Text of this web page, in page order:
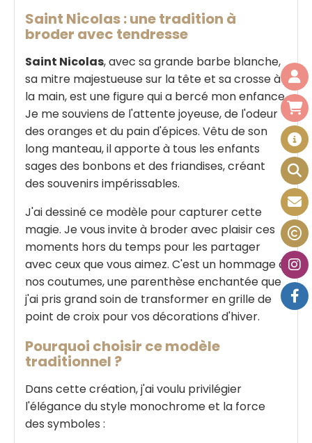
Saint Nicolas : une tradition à
broder avec tendresse
Saint Nicolas, avec sa grande barbe blanche,
sa mitre majestueuse sur la tête et sa crosse à
la main, est une figure qui a bercé mon enfance.
Je me souviens de l'attente joyeuse, de l'odeur
des oranges et du pain d'épices. Vêtu de son
long manteau, il apporte à tous les enfants
sages des bonbons et des friandises, créant
des souvenirs impérissables.
J'ai dessiné ce modèle pour capturer cette
magie. Je vous invite à broder avec plaisir ces
moments hors du temps pour les partager
avec ceux que vous aimez. C'est un hommage à
nos coutumes, une parenthèse enchantée que
j'ai pris grand soin de transformer en grille de
point de croix pour vos décorations d'hiver.
Pourquoi choisir ce modèle
traditionnel ?
Dans cette création, j'ai voulu privilégier
l'élégance du style monochrome et la force
des symboles :